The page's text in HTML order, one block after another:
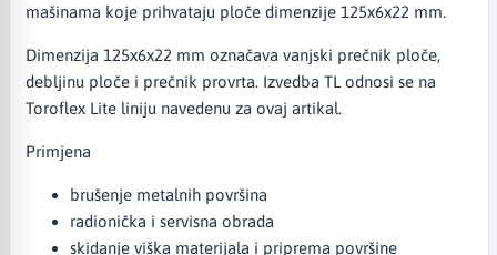
mašinama koje prihvataju ploče dimenzije 125x6x22 mm.
Dimenzija 125x6x22 mm označava vanjski prečnik ploče,
debljinu ploče i prečnik provrta. Izvedba TL odnosi se na
Toroflex Lite liniju navedenu za ovaj artikal.
Primjena
brušenje metalnih površina
radionička i servisna obrada
skidanje viška materijala i priprema površine